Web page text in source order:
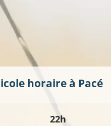
horaire à Pacé
22h